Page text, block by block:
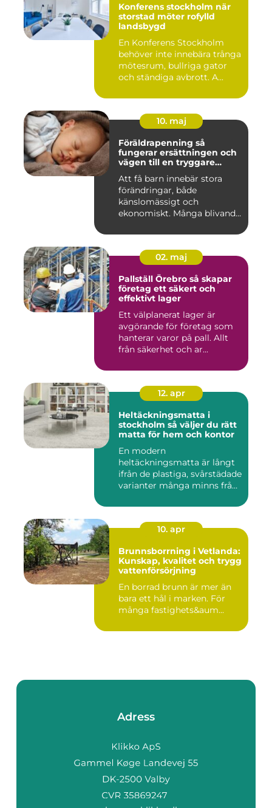
Konferens stockholm när
storstad möter rofylld
landsbygd
En Konferens Stockholm
behöver inte innebära trånga
mötesrum, bullriga gator
och ständiga avbrott. A...
10. maj
Föräldrapenning så
fungerar ersättningen och
vägen till en tryggare
Att få barn innebär stora
förändringar, både
känslomässigt och
ekonomiskt. Många blivande
02. maj
Pallställ Örebro så skapar
företag ett säkert och
effektivt lager
Ett välplanerat lager är
avgörande för företag som
hanterar varor på pall. Allt
från säkerhet och ar...
12. apr
Heltäckningsmatta i
stockholm så väljer du rätt
matta för hem och kontor
En modern
heltäckningsmatta är långt
ifrån de plastiga, svårstädade
varianter många minns från
10. apr
Brunnsborrning i Vetlanda:
Kunskap, kvalitet och trygg
vattenförsörjning
En borrad brunn är mer än
bara ett hål i marken. För
många fastighets&aum...
Adress